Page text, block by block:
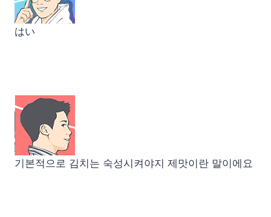
はい
기본적으로 김치는 숙성시켜야지 제맛이란 말이에요